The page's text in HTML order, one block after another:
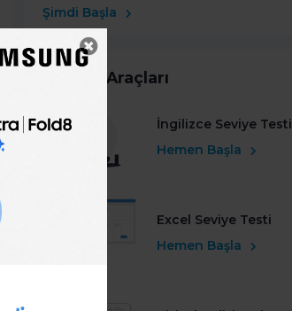
Şimdi Başla
Kariyer Araçları
İngilizce Seviye Testi
Hemen Başla
Excel Seviye Testi
Hemen Başla